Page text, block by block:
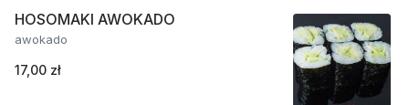
HOSOMAKI AWOKADO
awokado
17,00 zł